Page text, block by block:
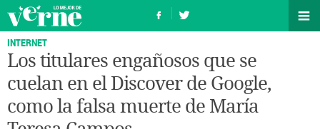
INTERNET
Los titulares engañosos que se
cuelan en el Discover de Google,
como la falsa muerte de María